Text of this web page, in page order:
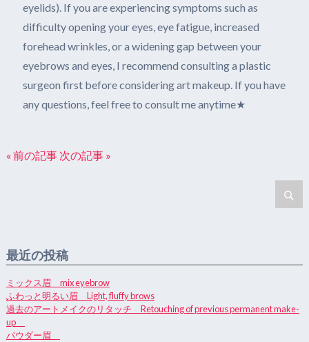
eyelids). If you are experiencing symptoms such as
difficulty opening your eyes, eye fatigue, increased
forehead wrinkles, or a widening gap between your
eyebrows and eyes, I recommend consulting a plastic
surgeon first before considering art makeup. If you have
any questions, feel free to consult me anytime★
« 前の記事 次の記事 »
最近の投稿
ミックス眉 mix eyebrow
ふわっと明るい眉 Light, fluffy brows
過去のアートメイクのリタッチ Retouching of previous permanent make-
up
パウダー眉